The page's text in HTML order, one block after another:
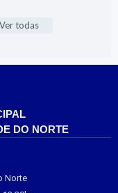
Ver todas
DO NORTE
Norte